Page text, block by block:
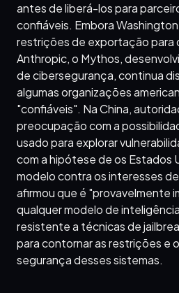
antes de liberá-los para
confiáveis. Embora
restrições de exportação para
Anthropic, o Mythos,
de cibersegurança, continua
algumas organizações
"confiáveis". Na China,
preocupação com a
usado para explorar
com a hipótese de os Estados
modelo contra os interesses
afirmou que é "provavelmente
qualquer modelo de
resistente a técnicas de
para contornar as restrições e
segurança desses sistemas.